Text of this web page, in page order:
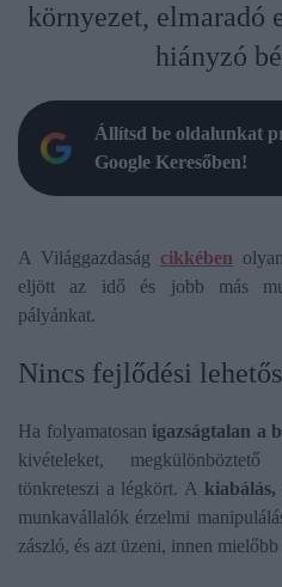
környezet, elmaradó
hiányzó
Állítsd be oldalunkat
Google Keresőben!
A Világgazdaság cikkében
eljött az idő és jobb más
pályánkat.
Nincs fejlődési
Ha folyamatosan igazságtalan a
kivételeket,
tönkreteszi a légkört. A kiabálás,
munkavállalók érzelmi
zászló, és azt üzeni, innen